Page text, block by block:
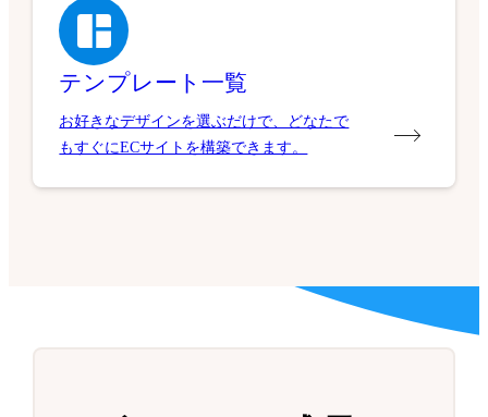
テンプレート一覧
お好きなデザインを選ぶだけで、どなたで
もすぐにECサイトを構築できます。